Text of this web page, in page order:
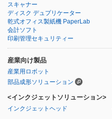
スキャナー
ディスク デュプリケーター
乾式オフィス製紙機 PaperLab
会計ソフト
印刷管理セキュリティー
産業向け製品
産業用ロボット
部品成形ソリューション
<インクジェットソリューション>
インクジェットヘッド